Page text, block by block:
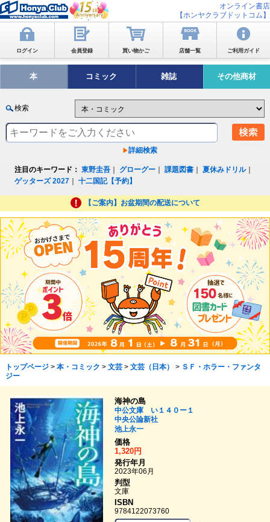
オンライン書店
【ホンヤクラブドットコム】
ログイン 会員登録 買い物かご 店舗一覧 ご利用ガイド
本 コミック 雑誌 その他商材
検索
詳細検索
注目のキーワード： 東野圭吾 グローグー ｜課題図書 ｜夏休みドリル｜
ゲッターズ 2027 ｜十二国記【予約】
【ご案内】お盆期間の配送について
トップページ> 本・コミック > 文芸> 文芸（日本） > ＳＦ・ホラー・ファンタ
ジー
海神の島
中公文庫 い１４０ー１
中央公論新社
池上永一
価格
1,320円
発行年月
2023年06月
判型
文庫
ISBN
9784122073760